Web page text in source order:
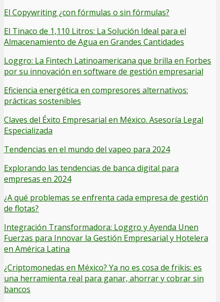
El Copywriting ¿con fórmulas o sin fórmulas?
El Tinaco de 1,110 Litros: La Solución Ideal para el
Almacenamiento de Agua en Grandes Cantidades
Loggro: La Fintech Latinoamericana que brilla en Forbes
por su innovación en software de gestión empresarial
Eficiencia energética en compresores alternativos:
prácticas sostenibles
Claves del Éxito Empresarial en México. Asesoría Legal
Especializada
Tendencias en el mundo del vapeo para 2024
Explorando las tendencias de banca digital para
empresas en 2024
¿A qué problemas se enfrenta cada empresa de gestión
de flotas?
Integración Transformadora: Loggro y Ayenda Unen
Fuerzas para Innovar la Gestión Empresarial y Hotelera
en América Latina
¿Criptomonedas en México? Ya no es cosa de frikis: es
una herramienta real para ganar, ahorrar y cobrar sin
bancos